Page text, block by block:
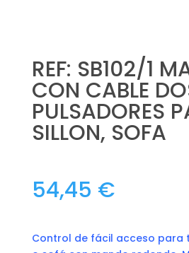
REF: SB102/1
CON CABLE
PULSADORES
SILLON, SOFA
54,45 €
Control de fácil acceso para